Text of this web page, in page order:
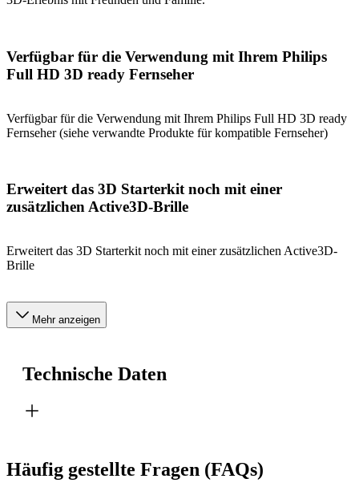
Verfügbar für die Verwendung mit Ihrem Philips
Full HD 3D ready Fernseher
Verfügbar für die Verwendung mit Ihrem Philips Full HD 3D ready
Fernseher (siehe verwandte Produkte für kompatible Fernseher)
Erweitert das 3D Starterkit noch mit einer
zusätzlichen Active3D-Brille
Erweitert das 3D Starterkit noch mit einer zusätzlichen Active3D-
Brille
Mehr anzeigen
Technische Daten
Häufig gestellte Fragen (FAQs)